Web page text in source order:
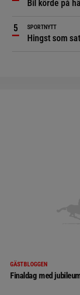
Bil körde på
SPORTNYTT
Hingst som
GÄSTBLOGGEN
Finaldag med